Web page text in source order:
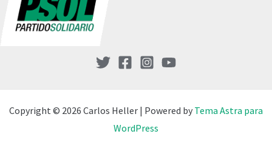
Copyright © 2026 Carlos Heller | Powered by Tema Astra para
WordPress